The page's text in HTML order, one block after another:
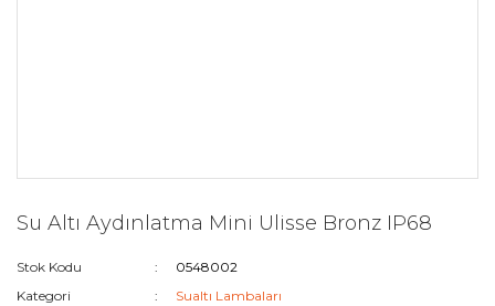
Su Altı Aydınlatma Mini Ulisse Bronz IP68
Stok Kodu
0548002
Kategori
Sualtı Lambaları